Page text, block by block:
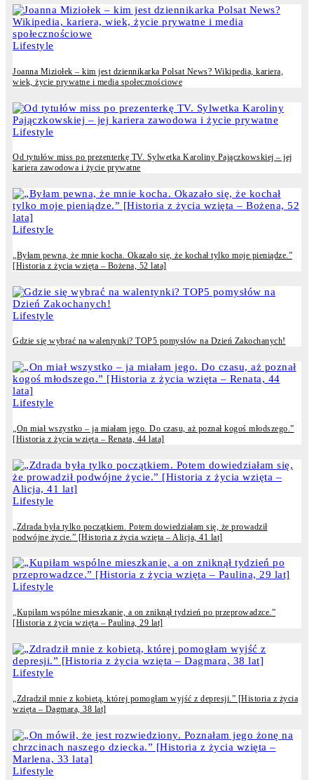
Lifestyle
Joanna Miziołek – kim jest dziennikarka Polsat News? Wikipedia, kariera,
wiek, życie prywatne i media społecznościowe
Lifestyle
Od tytułów miss po prezenterkę TV. Sylwetka Karoliny Pajączkowskiej – jej
kariera zawodowa i życie prywatne
Lifestyle
„Byłam pewna, że mnie kocha. Okazało się, że kochał tylko moje pieniądze.”
[Historia z życia wzięta – Bożena, 52 lata]
Lifestyle
Gdzie się wybrać na walentynki? TOP5 pomysłów na Dzień Zakochanych!
Lifestyle
„On miał wszystko – ja miałam jego. Do czasu, aż poznał kogoś młodszego.”
[Historia z życia wzięta – Renata, 44 lata]
Lifestyle
„Zdrada była tylko początkiem. Potem dowiedziałam się, że prowadził
podwójne życie.” [Historia z życia wzięta – Alicja, 41 lat]
Lifestyle
„Kupiłam wspólne mieszkanie, a on zniknął tydzień po przeprowadzce.”
[Historia z życia wzięta – Paulina, 29 lat]
Lifestyle
„Zdradził mnie z kobietą, której pomogłam wyjść z depresji.” [Historia z życia
wzięta – Dagmara, 38 lat]
Lifestyle